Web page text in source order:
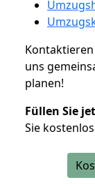
uns
planen!
Füllen Sie
Sie